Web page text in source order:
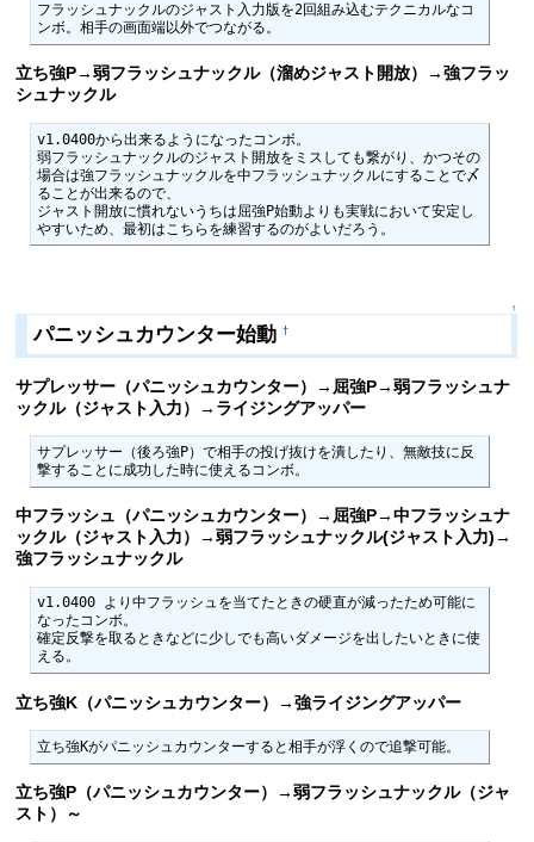
フラッシュナックルのジャスト入力版を2回組み込むテクニカルなコ
ンボ。相手の画面端以外でつながる。
立ち強P→弱フラッシュナックル（溜めジャスト開放）→強フラッ
シュナックル
v1.0400から出来るようになったコンボ。
弱フラッシュナックルのジャスト開放をミスしても繋がり、かつその
場合は強フラッシュナックルを中フラッシュナックルにすることで〆
ることが出来るので、
ジャスト開放に慣れないうちは屈強P始動よりも実戦において安定し
やすいため、最初はこちらを練習するのがよいだろう。
↑
パニッシュカウンター始動 †
サプレッサー（パニッシュカウンター）→屈強P→弱フラッシュナ
ックル（ジャスト入力）→ライジングアッパー
サプレッサー（後ろ強P）で相手の投げ抜けを潰したり、無敵技に反
撃することに成功した時に使えるコンボ。
中フラッシュ（パニッシュカウンター）→屈強P→中フラッシュナ
ックル（ジャスト入力）→弱フラッシュナックル(ジャスト入力)→
強フラッシュナックル
v1.0400 より中フラッシュを当てたときの硬直が減ったため可能に
なったコンボ。
確定反撃を取るときなどに少しでも高いダメージを出したいときに使
える。
立ち強K（パニッシュカウンター）→強ライジングアッパー
立ち強Kがパニッシュカウンターすると相手が浮くので追撃可能。
立ち強P（パニッシュカウンター）→弱フラッシュナックル（ジャ
スト）～